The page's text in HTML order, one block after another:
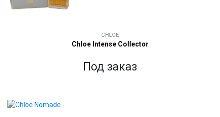
CHLOE
Chloe Intense Collector
Под заказ